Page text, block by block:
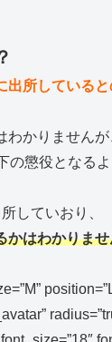
所していると
かりませんが
の懲役となるよ
していおり、
かはわかりま